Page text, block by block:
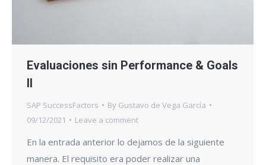
Evaluaciones sin Performance & Goals
II
SAP SuccessFactors By Gustavo de Vega García
09/12/2021
Leave a comment
En la entrada anterior lo dejamos de la siguiente
manera. El requisito era poder realizar una